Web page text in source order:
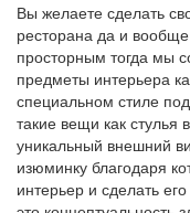
Вы желаете сделать
ресторана да и
просторным тогда мы
предметы интерьера
специальном стиле
такие вещи как стулья
уникальный внешний
изюминку благодаря
интерьер и сделать